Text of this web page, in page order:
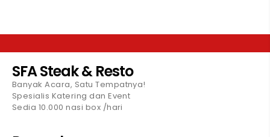
SFA Steak & Resto
Banyak Acara, Satu Tempatnya!
Spesialis Katering dan Event
Sedia 10.000 nasi box /hari